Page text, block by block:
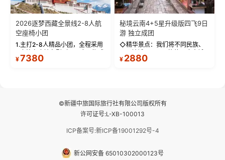
2026逐梦西藏全景线2-8人航
空座椅小团
1.主打2-8人精品小团，全程采用
9座航空座椅车型（360度环抱式
座舱），提供VIP级别的舒适出行
¥7380
秘境云南4+5星升级版四飞9日
游 独立成团
◇精华景点：我们将不同民族、
不同地域、不同风格的三座古城
—【大理古城、丽江古城、香格
¥ 2880
©新疆中旅国际旅行社有限公司版权所有
许可证号:L-XB-100013
ICP备案号:新ICP备19001292号-4
新公网安备 65010302000123号